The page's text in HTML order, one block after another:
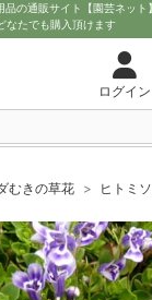
品の通販サイト【園芸ネッ
なたでも購入頂けます
ログイン
むきの草花 ヒトミ